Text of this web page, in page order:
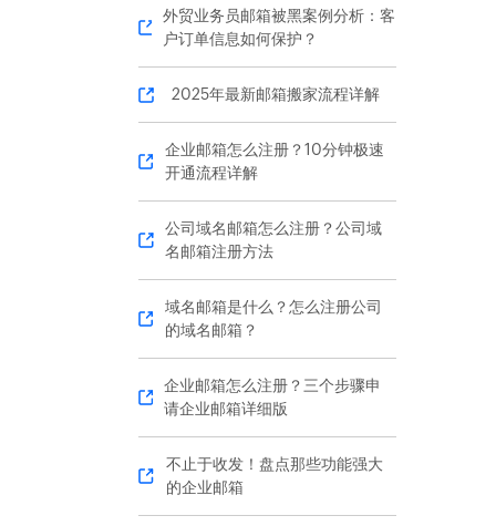
外贸业务员邮箱被黑案例分析：客
户订单信息如何保护？
2025年最新邮箱搬家流程详解
企业邮箱怎么注册？10分钟极速
开通流程详解
公司域名邮箱怎么注册？公司域
名邮箱注册方法
域名邮箱是什么？怎么注册公司
的域名邮箱？
企业邮箱怎么注册？三个步骤申
请企业邮箱详细版
不止于收发！盘点那些功能强大
的企业邮箱